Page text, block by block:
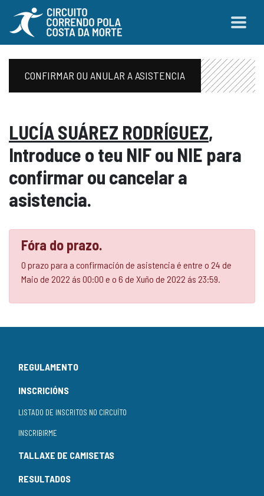
CONFIRMAR OU ANULAR A ASISTENCIA
LUCÍA SUÁREZ RODRÍGUEZ,
Introduce o teu NIF ou NIE para
confirmar ou cancelar a
asistencia.
Fóra do prazo.
O prazo para a confirmación de asistencia é entre o 24 de
Maio de 2022 ás 00:00 e o 6 de Xuño de 2022 ás 23:59.
REGULAMENTO
INSCRICIÓNS
LISTADO DE INSCRITOS NO CIRCUÍTO
INSCRIBIRME
TALLAXE DE CAMISETAS
RESULTADOS